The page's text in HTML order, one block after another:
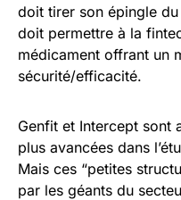
doit tirer son épingle
doit permettre à la
médicament offrant un
sécurité/efficacité.
Genfit et Intercept sont
plus avancées dans
Mais ces “petites
par les géants du